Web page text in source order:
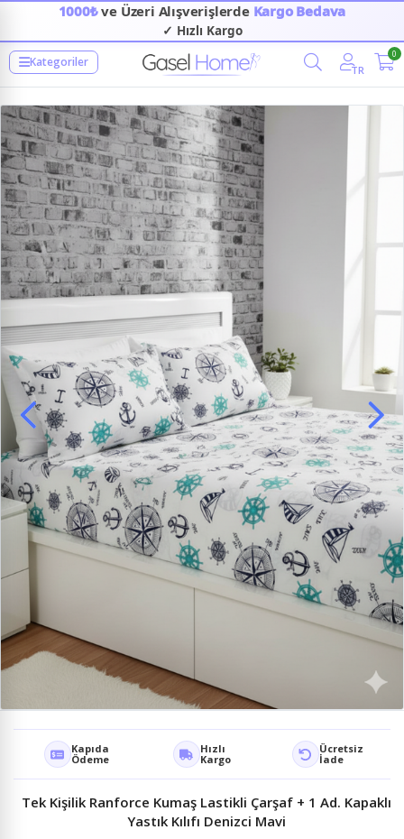
1000₺ve Üzeri Alışverişlerde Kargo Bedava
✓ Hızlı Kargo
Kategoriler
TR
0
Kapıda
Ödeme
Hızlı
Kargo
Ücretsiz
İade
Tek Kişilik Ranforce Kumaş Lastikli Çarşaf + 1 Ad. Kapaklı
Yastık Kılıfı Denizci Mavi